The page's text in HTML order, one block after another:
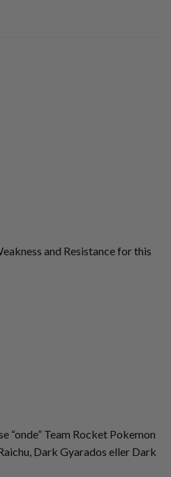
and Resistance for this
Team Rocket Pokemon
Dark Gyarados eller Dark